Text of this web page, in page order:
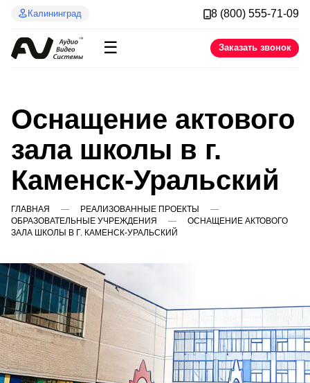
Калининград 8 (800) 555-71-09
☰ Заказать звонок
Оснащение актового
зала школы в г.
Каменск-Уральский
ГЛАВНАЯ
РЕАЛИЗОВАННЫЕ ПРОЕКТЫ
ОБРАЗОВАТЕЛЬНЫЕ УЧРЕЖДЕНИЯ
ОСНАЩЕНИЕ АКТОВОГО
ЗАЛА ШКОЛЫ В Г. КАМЕНСК-УРАЛЬСКИЙ